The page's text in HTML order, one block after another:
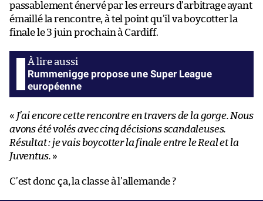
passablement énervé par les erreurs d’arbitrage ayant
émaillé la rencontre, à tel point qu’il va boycotter la
finale le 3 juin prochain à Cardiff.
Rummenigge propose une Super League
européenne
« J’ai encore cette rencontre en travers de la gorge. Nous
avons été volés avec cinq décisions scandaleuses.
Résultat : je vais boycotter la finale entre le Real et la
Juventus. »
C’est donc ça, la classe à l’allemande ?